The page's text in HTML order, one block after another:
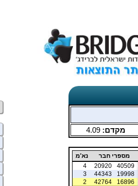
מקדם:4.09
מספרי חבר
נא'מ
40509
20920
4
19998
44343
3
16896
42764
2